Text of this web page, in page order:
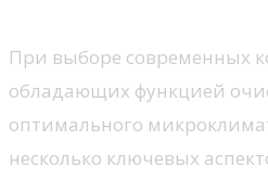
При выборе современных
обладающих функцией
оптимального
несколько ключевых